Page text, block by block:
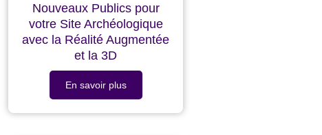
Nouveaux Publics pour
votre Site Archéologique
avec la Réalité Augmentée
et la 3D
En savoir plus